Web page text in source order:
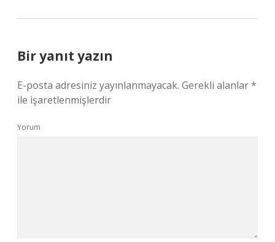
Bir yanıt yazın
E-posta adresiniz yayınlanmayacak. Gerekli alanlar*
ile işaretlenmişlerdir
Yorum